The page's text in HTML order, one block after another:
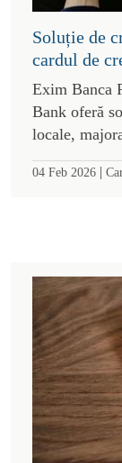
Soluție de
cardul de
Exim Banca
Bank oferă
locale,
04 Feb 2026 |